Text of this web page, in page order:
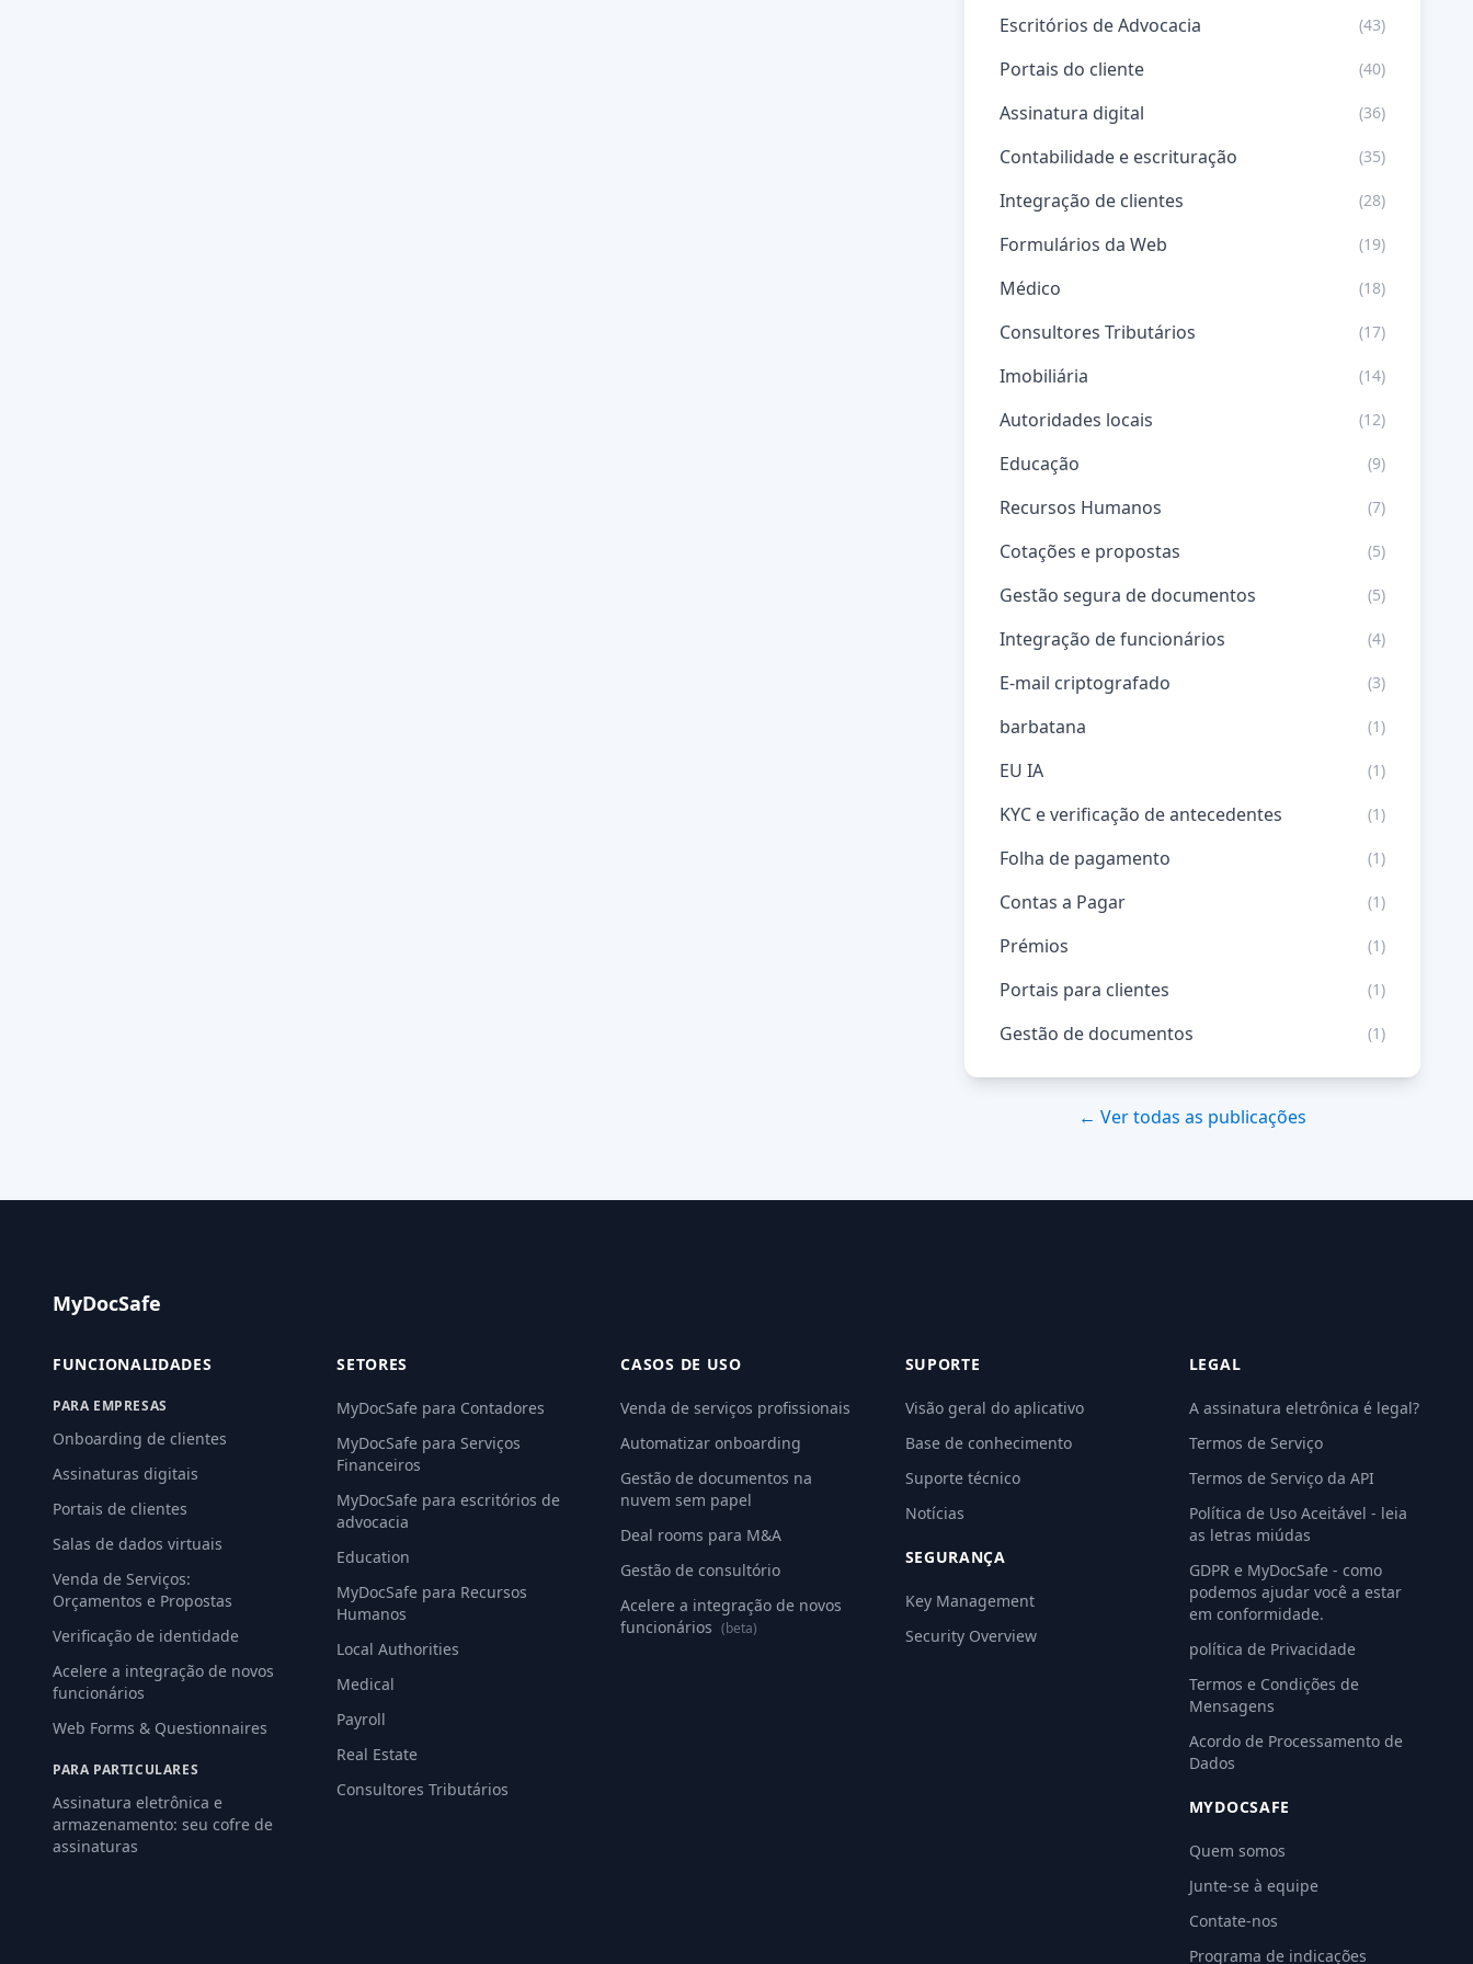
Escritórios de Advocacia (43)
Portais do cliente (40)
Assinatura digital (36)
Contabilidade e escrituração (35)
Integração de clientes (28)
Formulários da Web (19)
Médico (18)
Consultores Tributários (17)
Imobiliária (14)
Autoridades locais (12)
Educação (9)
Recursos Humanos (7)
Cotações e propostas (5)
Gestão segura de documentos (5)
Integração de funcionários (4)
E-mail criptografado (3)
barbatana (1)
EU IA (1)
KYC e verificação de antecedentes (1)
Folha de pagamento (1)
Contas a Pagar (1)
Prémios (1)
Portais para clientes (1)
Gestão de documentos (1)
← Ver todas as publicações
MyDocSafe
FUNCIONALIDADES
PARA EMPRESAS
Onboarding de clientes
Assinaturas digitais
Portais de clientes
Salas de dados virtuais
Venda de Serviços:
Orçamentos e Propostas
Verificação de identidade
Acelere a integração de novos
funcionários
Web Forms & Questionnaires
PARA PARTICULARES
Assinatura eletrônica e
armazenamento: seu cofre de
assinaturas
SETORES
MyDocSafe para Contadores
MyDocSafe para Serviços
Financeiros
MyDocSafe para escritórios de
advocacia
Education
MyDocSafe para Recursos
Humanos
Local Authorities
Medical
Payroll
Real Estate
Consultores Tributários
CASOS DE USO
Venda de serviços profissionais
Automatizar onboarding
Gestão de documentos na
nuvem sem papel
Deal rooms para M&A
Gestão de consultório
Acelere a integração de novos
funcionários (beta)
SUPORTE
Visão geral do aplicativo
Base de conhecimento
Suporte técnico
Notícias
SEGURANÇA
Key Management
Security Overview
LEGAL
A assinatura eletrônica é legal?
Termos de Serviço
Termos de Serviço da API
Política de Uso Aceitável - leia
as letras miúdas
GDPR e MyDocSafe - como
podemos ajudar você a estar
em conformidade.
política de Privacidade
Termos e Condições de
Mensagens
Acordo de Processamento de
Dados
MYDOCSAFE
Quem somos
Junte-se à equipe
Contate-nos
Programa de indicações